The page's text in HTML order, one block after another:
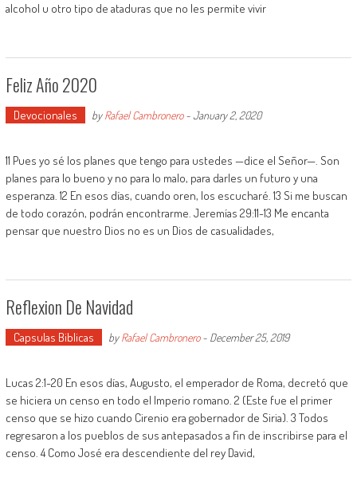
alcohol u otro tipo de ataduras que no les permite vivir
Feliz Año 2020
Devocionales byRafael Cambronero-January 2, 2020
11 Pues yo sé los planes que tengo para ustedes —dice el Señor—. Son
planes para lo bueno y no para lo malo, para darles un futuro y una
esperanza. 12 En esos días, cuando oren, los escucharé. 13 Si me buscan
de todo corazón, podrán encontrarme. Jeremías 29:11-13 Me encanta
pensar que nuestro Dios no es un Dios de casualidades,
Reflexion De Navidad
Capsulas Biblicas byRafael Cambronero- December 25, 2019
Lucas 2:1-20 En esos días, Augusto, el emperador de Roma, decretó que
se hiciera un censo en todo el Imperio romano. 2 (Este fue el primer
censo que se hizo cuando Cirenio era gobernador de Siria). 3 Todos
regresaron a los pueblos de sus antepasados a fin de inscribirse para el
censo. 4 Como José era descendiente del rey David,